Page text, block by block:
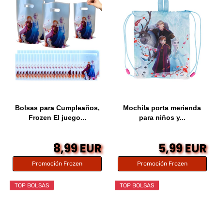
Bolsas para Cumpleaños,
Frozen El juego...
8,99 EUR
Promoción Frozen
Mochila porta merienda
para niños y...
5,99 EUR
Promoción Frozen
TOP BOLSAS TOP BOLSAS